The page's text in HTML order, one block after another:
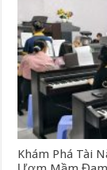
Khám Phá Tài